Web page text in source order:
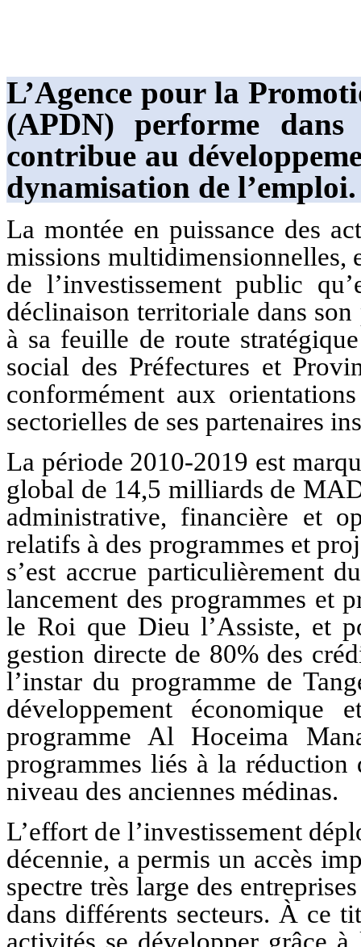
L’Agence pour la
(APDN) performe
contribue au
dynamisation de l’emploi.
La montée en puissance des
missions multidimensionnelles,
de l’investissement public
déclinaison territoriale dans
à sa feuille de route
social des Préfectures et
conformément aux
sectorielles de ses partenaires
La période 2010-2019 est
global de 14,5 milliards de
administrative, financière et
relatifs à des programmes et
s’est accrue particulièrement
lancement des programmes et
le Roi que Dieu l’Assiste, et
gestion directe de 80% des
l’instar du programme de
développement
programme Al Hoceima
programmes liés à la
niveau des anciennes médinas.
L’effort de l’investissement
décennie, a permis un accès
spectre très large des
dans différents secteurs. À ce